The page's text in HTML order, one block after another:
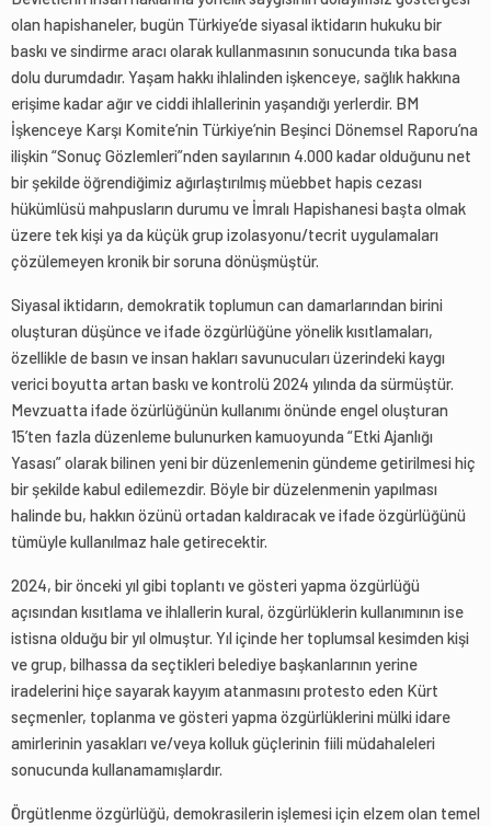
olan hapishaneler, bugün Türkiye’de siyasal iktidarın hukuku bir
baskı ve sindirme aracı olarak kullanmasının sonucunda tıka basa
dolu durumdadır. Yaşam hakkı ihlalinden işkenceye, sağlık hakkına
erişime kadar ağır ve ciddi ihlallerinin yaşandığı yerlerdir. BM
İşkenceye Karşı Komite’nin Türkiye’nin Beşinci Dönemsel Raporu’na
ilişkin “Sonuç Gözlemleri”nden sayılarının 4.000 kadar olduğunu net
bir şekilde öğrendiğimiz ağırlaştırılmış müebbet hapis cezası
hükümlüsü mahpusların durumu ve İmralı Hapishanesi başta olmak
üzere tek kişi ya da küçük grup izolasyonu/tecrit uygulamaları
çözülemeyen kronik bir soruna dönüşmüştür.
Siyasal iktidarın, demokratik toplumun can damarlarından birini
oluşturan düşünce ve ifade özgürlüğüne yönelik kısıtlamaları,
özellikle de basın ve insan hakları savunucuları üzerindeki kaygı
verici boyutta artan baskı ve kontrolü 2024 yılında da sürmüştür.
Mevzuatta ifade özürlüğünün kullanımı önünde engel oluşturan
15’ten fazla düzenleme bulunurken kamuoyunda “Etki Ajanlığı
Yasası” olarak bilinen yeni bir düzenlemenin gündeme getirilmesi hiç
bir şekilde kabul edilemezdir. Böyle bir düzelenmenin yapılması
halinde bu, hakkın özünü ortadan kaldıracak ve ifade özgürlüğünü
tümüyle kullanılmaz hale getirecektir.
2024, bir önceki yıl gibi toplantı ve gösteri yapma özgürlüğü
açısından kısıtlama ve ihlallerin kural, özgürlüklerin kullanımının ise
istisna olduğu bir yıl olmuştur. Yıl içinde her toplumsal kesimden kişi
ve grup, bilhassa da seçtikleri belediye başkanlarının yerine
iradelerini hiçe sayarak kayyım atanmasını protesto eden Kürt
seçmenler, toplanma ve gösteri yapma özgürlüklerini mülki idare
amirlerinin yasakları ve/veya kolluk güçlerinin fiili müdahaleleri
sonucunda kullanamamışlardır.
Örgütlenme özgürlüğü, demokrasilerin işlemesi için elzem olan temel